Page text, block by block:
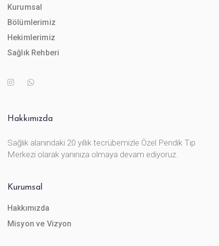
Kurumsal
Bölümlerimiz
Hekimlerimiz
Sağlık Rehberi
Hakkımızda
Sağlık alanındaki 20 yıllık tecrübemizle Özel Pendik Tıp
Merkezi olarak yanınıza olmaya devam ediyoruz.
Kurumsal
Hakkımızda
Misyon ve Vizyon